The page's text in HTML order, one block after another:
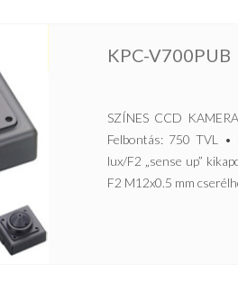
KPC-V700PUB
SZÍNES CCD
Felbontás: 750 TVL •
lux/F2 „sense up”
F2 M12x0.5 mm